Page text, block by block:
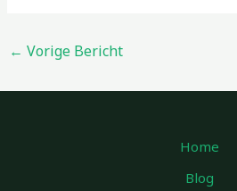
← Vorige Bericht
Home
Blog